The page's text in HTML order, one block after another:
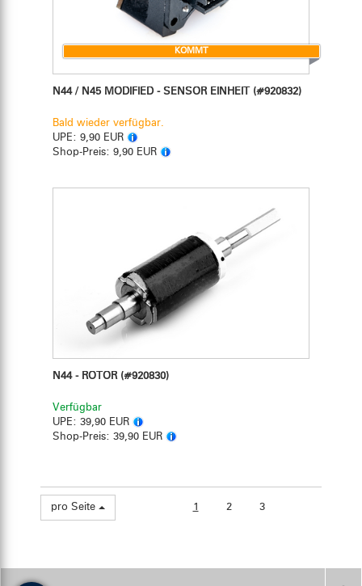
KOMMT
N44 / N45 MODIFIED - SENSOR EINHEIT (#920832)
Bald wieder verfügbar.
UPE: 9,90 EUR
Shop-Preis: 9,90 EUR
N44 - ROTOR(#920830)
Verfügbar
UPE: 39,90 EUR
Shop-Preis: 39,90 EUR
pro Seite 1 2 3